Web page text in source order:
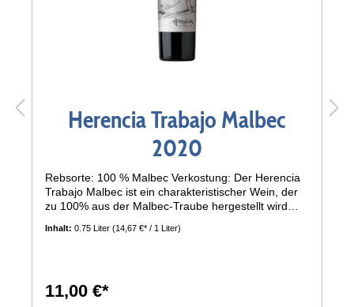
Herencia Trabajo Malbec
2020
Rebsorte: 100 % Malbec Verkostung: Der Herencia
Trabajo Malbec ist ein charakteristischer Wein, der
zu 100% aus der Malbec-Traube hergestellt wird
stammt. Er präsentiert sich mit einer kirschroten
Aromen von Veilchen sowie einer Vielzahl von
Inhalt: 0.75 Liter (14,67 €* / 1 Liter)
11,00 €*